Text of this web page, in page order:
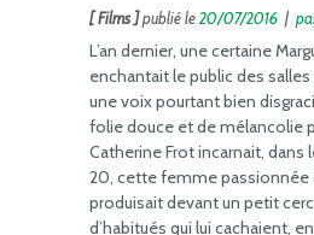
[ Films ]publié le20/07/2016 |
L’an dernier, une certaine
enchantait le public des
une voix pourtant bien
folie douce et de mélancolie
Catherine Frot incarnait, dans
20, cette femme passionnée
produisait devant un petit
d’habitués qui lui cachaient,